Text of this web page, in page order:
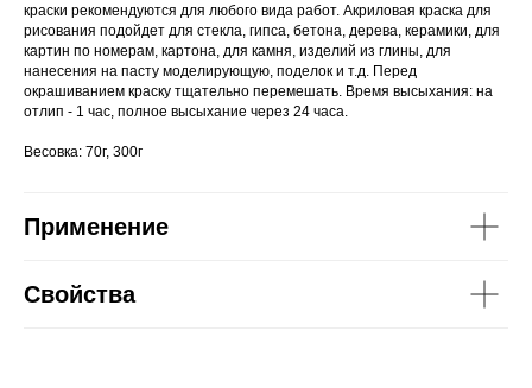
краски рекомендуются для любого вида работ. Акриловая краска для
рисования подойдет для стекла, гипса, бетона, дерева, керамики, для
картин по номерам, картона, для камня, изделий из глины, для
нанесения на пасту моделирующую, поделок и т.д. Перед
окрашиванием краску тщательно перемешать. Время высыхания: на
отлип - 1 час, полное высыхание через 24 часа.
Весовка: 70г, 300г
Применение
Свойства